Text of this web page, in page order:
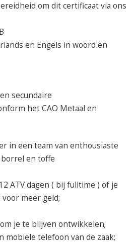
om dit certificaat via ons
en Engels in woord en
secundaire
het CAO Metaal en
in een team van enthousiaste
borrel en toffe
ATV dagen ( bij fulltime ) of je
meer geld;
je te blijven ontwikkelen;
mobiele telefoon van de zaak;